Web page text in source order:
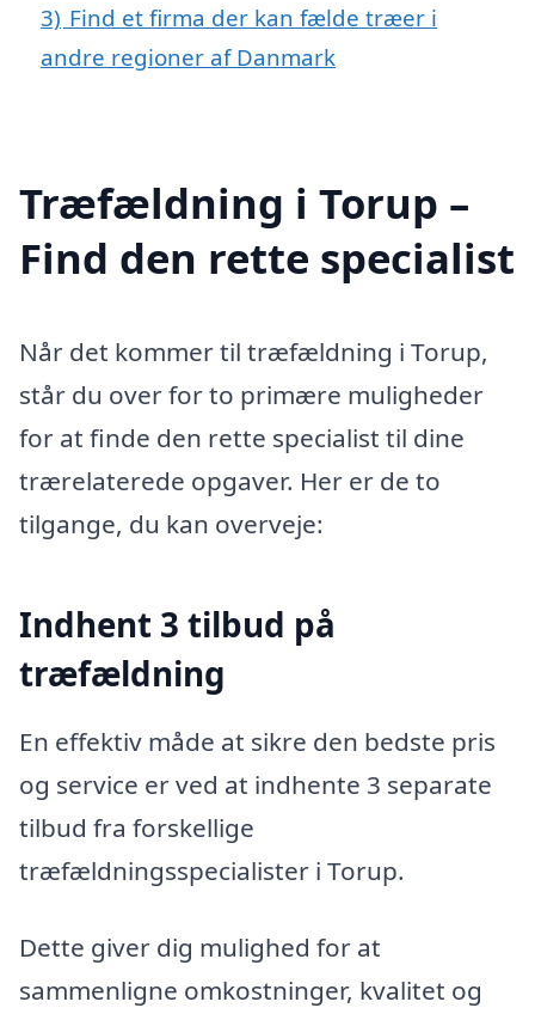
3) Find et firma der kan fælde træer i
andre regioner af Danmark
Træfældning i Torup –
Find den rette specialist
Når det kommer til træfældning i Torup,
står du over for to primære muligheder
for at finde den rette specialist til dine
trærelaterede opgaver. Her er de to
tilgange, du kan overveje:
Indhent 3 tilbud på
træfældning
En effektiv måde at sikre den bedste pris
og service er ved at indhente 3 separate
tilbud fra forskellige
træfældningsspecialister i Torup.
Dette giver dig mulighed for at
sammenligne omkostninger, kvalitet og